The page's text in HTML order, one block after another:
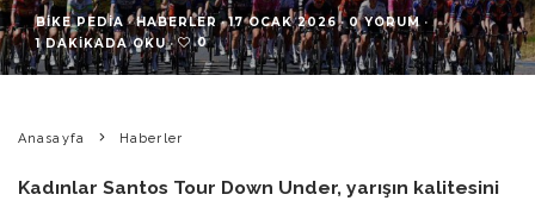
BIKE PEDIA · HABERLER · 17 OCAK 2026 · 0 YORUM ·
1 DAKIKADA OKU · 0
Anasayfa Haberler
Kadınlar Santos Tour Down Under, yarışın kalitesini